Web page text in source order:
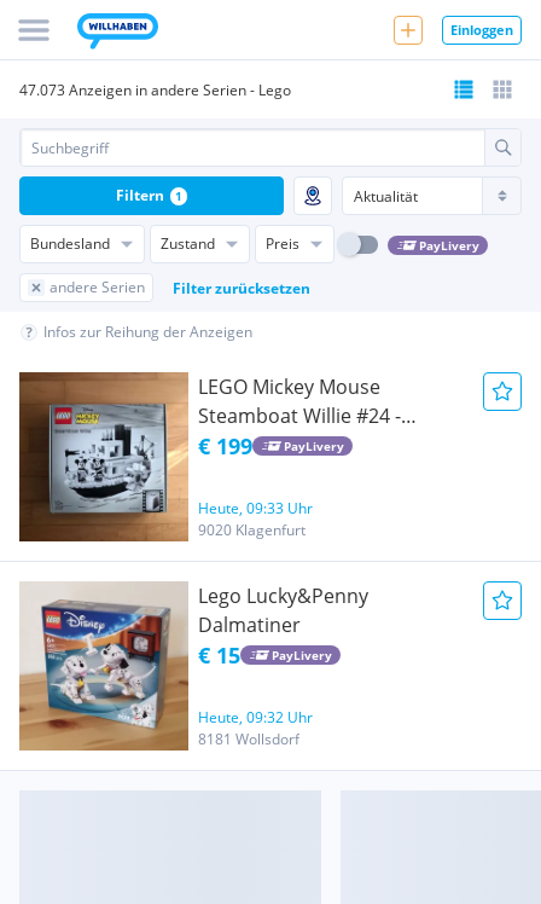
Einloggen
47.073 Anzeigen in andere Serien - Lego
Bundesland Zustand Preis PayLivery
andere Serien Filter zurücksetzen
Filtern 1
Infos zur Reihung der Anzeigen
LEGO Mickey Mouse
Steamboat Willie #24 -
Fehlerbox
€ 199 PayLivery
Heute, 09:33 Uhr
9020 Klagenfurt
Lego Lucky&Penny
Dalmatiner
€ 15 PayLivery
Heute, 09:32 Uhr
8181 Wollsdorf